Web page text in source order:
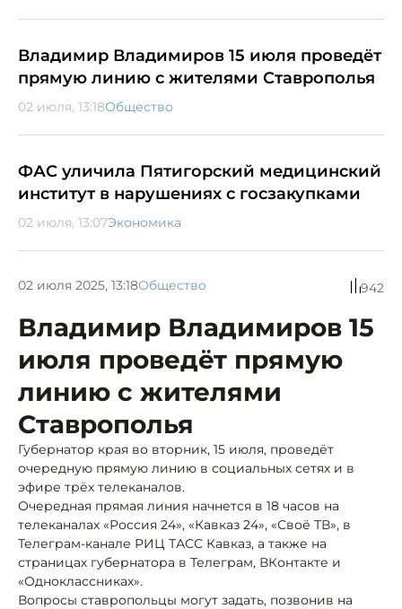
Владимир Владимиров 15 июля проведёт
прямую линию с жителями Ставрополья
02 июля, 13:18Общество
ФАС уличила Пятигорский медицинский
институт в нарушениях с госзакупками
02 июля, 13:07Экономика
02 июля 2025, 13:18Общество 942
Владимир Владимиров 15
июля проведёт прямую
линию с жителями
Ставрополья
Губернатор края во вторник, 15 июля, проведёт
очередную прямую линию в социальных сетях и в
эфире трёх телеканалов.
Очередная прямая линия начнется в 18 часов на
телеканалах «Россия 24», «Кавказ 24», «Своё ТВ», в
Телеграм-канале РИЦ ТАСС Кавказ, а также на
страницах губернатора в Телеграм, ВКонтакте и
«Одноклассниках».
Вопросы ставропольцы могут задать, позвонив на